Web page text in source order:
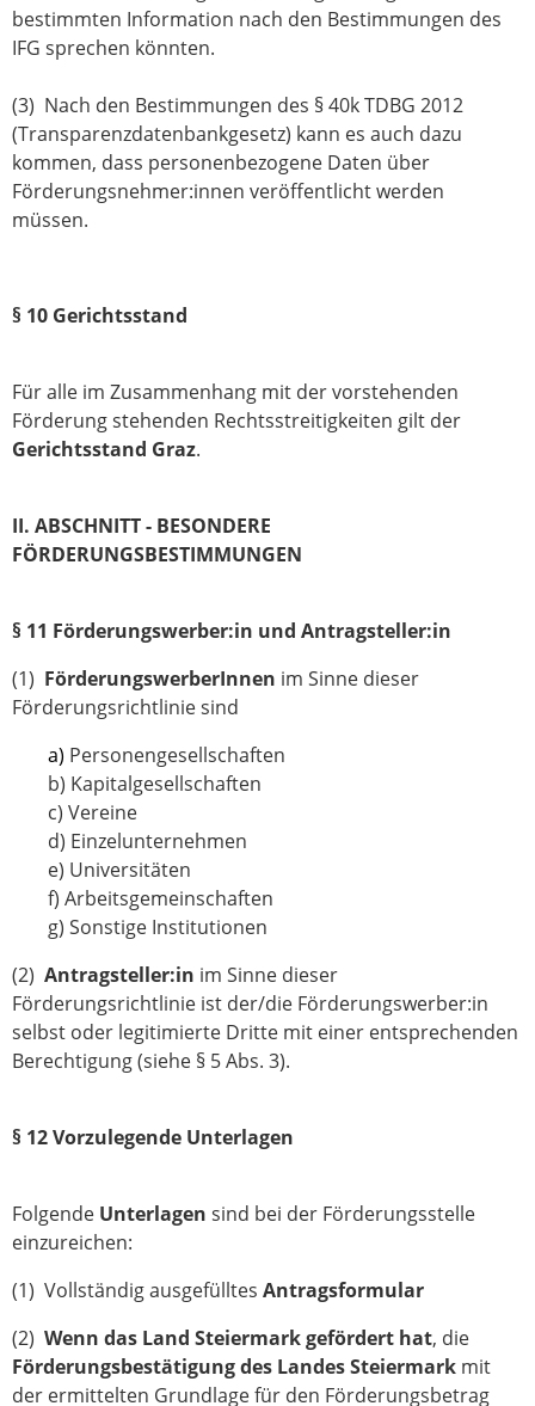
bestimmten Information nach den Bestimmungen des
IFG sprechen könnten.
(3) Nach den Bestimmungen des § 40k TDBG 2012
(Transparenzdatenbankgesetz) kann es auch dazu
kommen, dass personenbezogene Daten über
Förderungsnehmer:innen veröffentlicht werden
müssen.
§ 10 Gerichtsstand
Für alle im Zusammenhang mit der vorstehenden
Förderung stehenden Rechtsstreitigkeiten gilt der
Gerichtsstand Graz.
II. ABSCHNITT - BESONDERE
FÖRDERUNGSBESTIMMUNGEN
§ 11 Förderungswerber:in und Antragsteller:in
(1) FörderungswerberInnen im Sinne dieser
Förderungsrichtlinie sind
a) Personengesellschaften
b) Kapitalgesellschaften
c) Vereine
d) Einzelunternehmen
e) Universitäten
f) Arbeitsgemeinschaften
g) Sonstige Institutionen
(2) Antragsteller:in im Sinne dieser
Förderungsrichtlinie ist der/die Förderungswerber:in
selbst oder legitimierte Dritte mit einer entsprechenden
Berechtigung (siehe § 5 Abs. 3).
§ 12 Vorzulegende Unterlagen
Folgende Unterlagen sind bei der Förderungsstelle
einzureichen:
(1) Vollständig ausgefülltes Antragsformular
(2) Wenn das Land Steiermark gefördert hat, die
Förderungsbestätigung des Landes Steiermark mit
der ermittelten Grundlage für den Förderungsbetrag